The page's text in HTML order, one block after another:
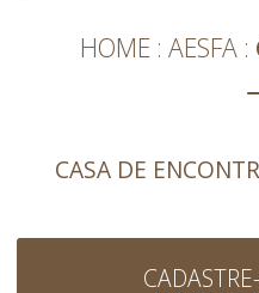
HOME AESFA
CASA DE